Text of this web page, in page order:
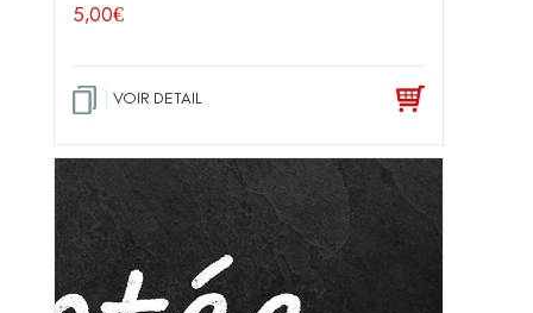
5,00€
VOIR DETAIL